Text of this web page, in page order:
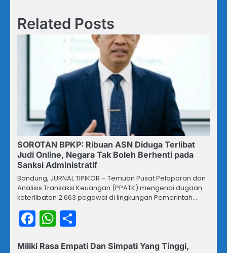
Related Posts
SOROTAN BPKP: Ribuan ASN Diduga Terlibat
Judi Online, Negara Tak Boleh Berhenti pada
Sanksi Administratif
Bandung, JURNAL TIPIKOR – Temuan Pusat Pelaporan dan
Analisis Transaksi Keuangan (PPATK) mengenai dugaan
keterlibatan 2.663 pegawai di lingkungan Pemerintah…
Facebook
WhatsApp
Miliki Rasa Empati Dan Simpati Yang Tinggi,